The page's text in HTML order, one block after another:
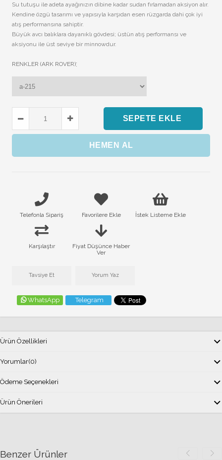
Su tutuşu ile adeta ayağınızın dibine kadar sudan fırlamadan aksiyon alır.
Kendine özgü tasarımı ve yapısıyla karşıdan esen rüzgarda dahi çok iyi
atış performansına sahiptir.
Büyük avcı balıklara dayanıklı gövdesi; üstün atış performansı ve
aksiyonu ile üst seviye bir minnowdur.
RENKLER (ARK ROVER):
Telefonla Sipariş Favorilere Ekle İstek Listeme Ekle
Karşılaştır
Fiyat Düşünce Haber
Ver
Tavsiye Et Yorum Yaz
WhatsApp Telegram
Ürün Özellikleri
Yorumlar(0)
Ödeme Seçenekleri
Ürün Önerileri
Benzer Ürünler